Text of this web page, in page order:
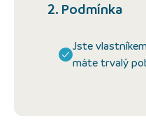
2. Podmínka
Jste
máte trvalý